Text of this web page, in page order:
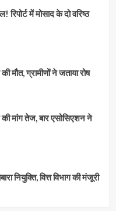
रिपोर्ट में मोसाद के दो वरिष्ठ
मौत, ग्रामीणों ने जताया रोष
मांग तेज, बार एसोसिएशन ने
नियुक्ति, वित्त विभाग की मंजूरी